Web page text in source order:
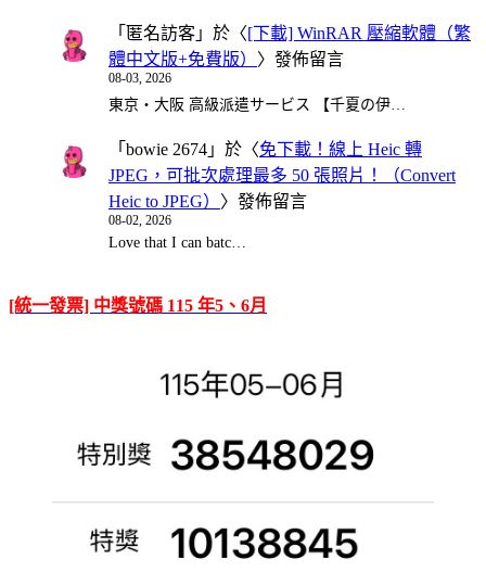
「 匿名訪客 」於〈[下載] WinRAR 壓縮軟體（繁
體中文版+免費版） 〉發佈留言
08-03, 2026
東京・大阪 高級派遣サービス 【千夏の伊…
「 bowie 2674 」於〈免下載！線上 Heic 轉
JPEG，可批次處理最多 50 張照片！（Convert
Heic to JPEG） 〉發佈留言
08-02, 2026
Love that I can batc…
[統一發票] 中獎號碼 115 年5、6月